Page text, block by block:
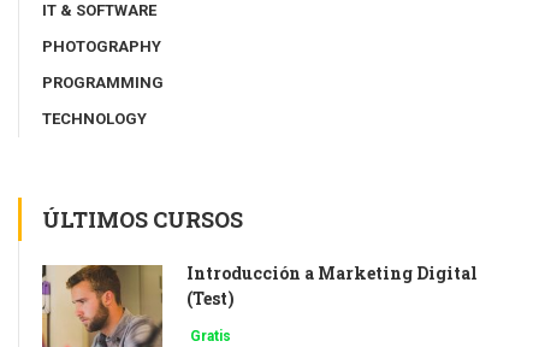
IT & SOFTWARE
PHOTOGRAPHY
PROGRAMMING
TECHNOLOGY
ÚLTIMOS CURSOS
Introducción a Marketing Digital
(Test)
Gratis